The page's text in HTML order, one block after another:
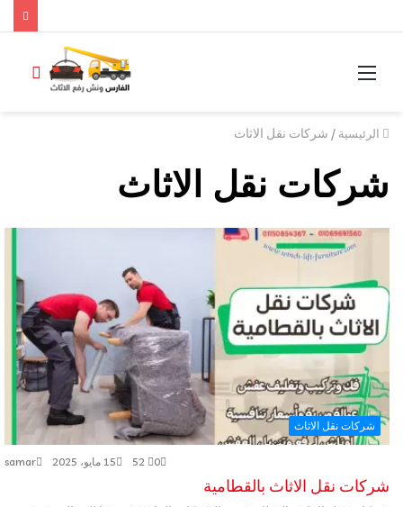
الرئيسية / شركات نقل الاثاث
شركات نقل الاثاث
شركات نقل الاثاث
samar 15 مايو، 2025 0
شركات نقل الاثاث بالقطامية